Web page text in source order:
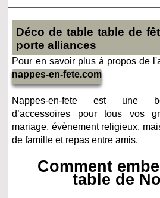
Déco de table table de
porte alliances
Pour en savoir plus à propos de
nappes-en-fete.com
Nappes-en-fete est une
d’accessoires pour tous vos
mariage, évènement religieux,
de famille et repas entre amis.
Comment
table de